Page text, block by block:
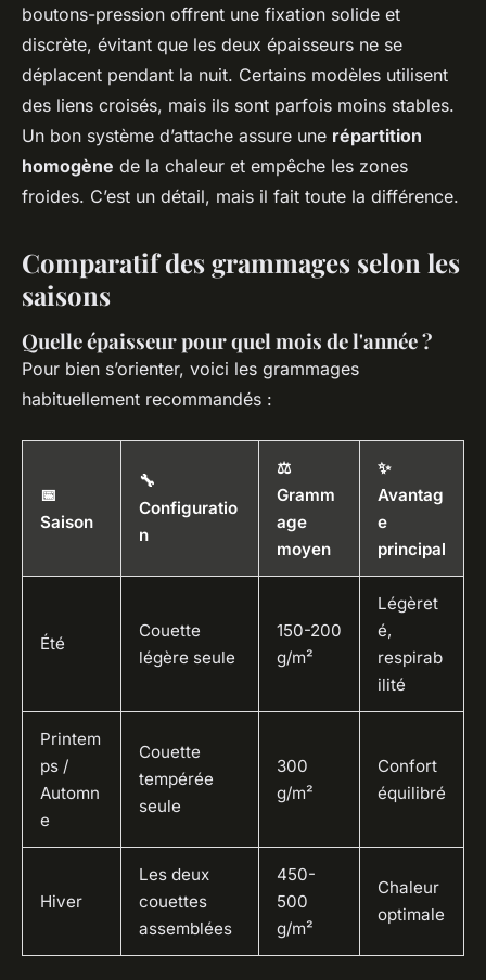
boutons-pression offrent une fixation solide et
discrète, évitant que les deux épaisseurs ne se
déplacent pendant la nuit. Certains modèles utilisent
des liens croisés, mais ils sont parfois moins stables.
Un bon système d’attache assure une répartition
homogène de la chaleur et empêche les zones
froides. C’est un détail, mais il fait toute la différence.
Comparatif des grammages selon les
saisons
Quelle épaisseur pour quel mois de l'année ?
Pour bien s’orienter, voici les grammages
habituellement recommandés :
📅
Saison
🔧
Configuratio
n
⚖️
Gramm
age
moyen
✨
Avantag
e
principal
Été
Couette
légère seule
150-200
g/m²
Légèret
é,
respirab
ilité
Printem
ps /
Automn
e
Couette
tempérée
seule
300
g/m²
Confort
équilibré
Hiver
Les deux
couettes
assemblées
450-
500
g/m²
Chaleur
optimale